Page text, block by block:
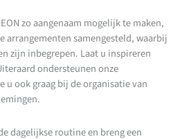
zo aangenaam mogelijk te maken,
arrangementen samengesteld, waarbij
zijn inbegrepen. Laat u inspireren
ondersteunen onze
u ook graag bij de organisatie van
dagelijkse routine en breng een